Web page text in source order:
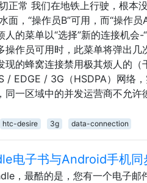
正常 我们在地铁上行驶，根
面，“操作员B”可用，而“操作
人的菜单以“选择”新的连接机会
操作员可用时，此菜单将弹出
现的蜂窝连接禁用极其烦人的
/ EDGE / 3G（HSDPA）网络
同一区域中的并发运营商不允
htc-desire 3g data-connection
电子书与Android手机同
，最酷的是，您有一个电子